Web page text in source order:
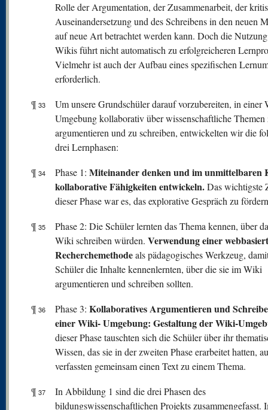
Rolle der Argumentation, der Zusammenarbeit, der
Auseinandersetzung und des Schreibens in den neuen
auf neue Art betrachtet werden kann. Doch die
Wikis führt nicht automatisch zu erfolgreicheren
Vielmehr ist auch der Aufbau eines spezifischen
erforderlich.
¶ 33
Um unsere Grundschüler darauf vorzubereiten, in einer
Umgebung kollaborativ über wissenschaftliche Themen
argumentieren und zu schreiben, entwickelten wir die
drei Lernphasen:
¶ 34 Phase 1: Miteinander denken und im unmittelbaren
kollaborative Fähigkeiten entwickeln.Das wichtigste
dieser Phase war es, das explorative Gespräch zu
¶ 35
Phase 2: Die Schüler lernten das Thema kennen, über
Wiki schreiben würden. Verwendung einer
Recherchemethodeals pädagogisches Werkzeug,
Schüler die Inhalte kennenlernten, über die sie im Wiki
argumentieren und schreiben sollten.
¶ 36 Phase 3: Kollaboratives Argumentieren und
einer Wiki- Umgebung: Gestaltung der Wiki-
dieser Phase tauschten sich die Schüler über ihr
Wissen, das sie in der zweiten Phase erarbeitet hatten,
verfassten gemeinsam einen Text zu einem Thema.
¶ 37
In Abbildung 1 sind die drei Phasen des
bildungswissenschaftlichen Projekts zusammengefasst.